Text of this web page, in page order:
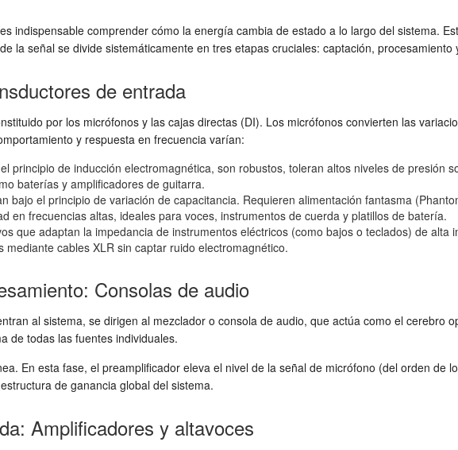
indispensable comprender cómo la energía cambia de estado a lo largo del sistema.
la señal se divide sistemáticamente en tres etapas cruciales: captación, procesamiento
de entrada
por los micrófonos y las cajas directas (DI). Los micrófonos convierten las
y respuesta en frecuencia varían:
principio de inducción electromagnética, son robustos, toleran altos niveles de presión
baterías y amplificadores de guitarra.
bajo el principio de variación de capacitancia. Requieren alimentación fantasma
en frecuencias altas, ideales para voces, instrumentos de cuerda y platillos de batería.
que adaptan la impedancia de instrumentos eléctricos (como bajos o teclados) de
cables XLR sin captar ruido electromagnético.
Consolas de audio
al sistema, se dirigen al mezclador o consola de audio, que actúa como el cerebro
de todas las fuentes individuales.
En esta fase, el preamplificador eleva el nivel de la señal de micrófono (del orden de
de ganancia global del sistema.
Amplificadores y altavoces